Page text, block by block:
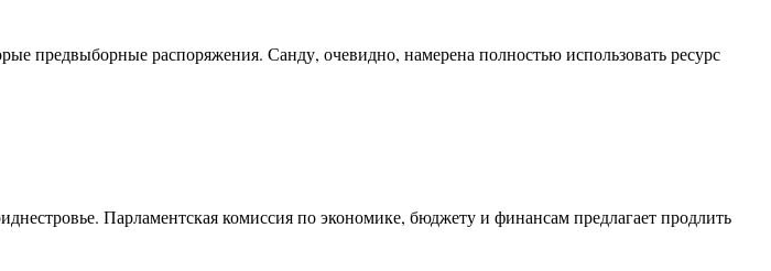
предвыборные распоряжения. Санду, очевидно, намерена полностью использовать ресурс
Парламентская комиссия по экономике, бюджету и финансам предлагает продлить